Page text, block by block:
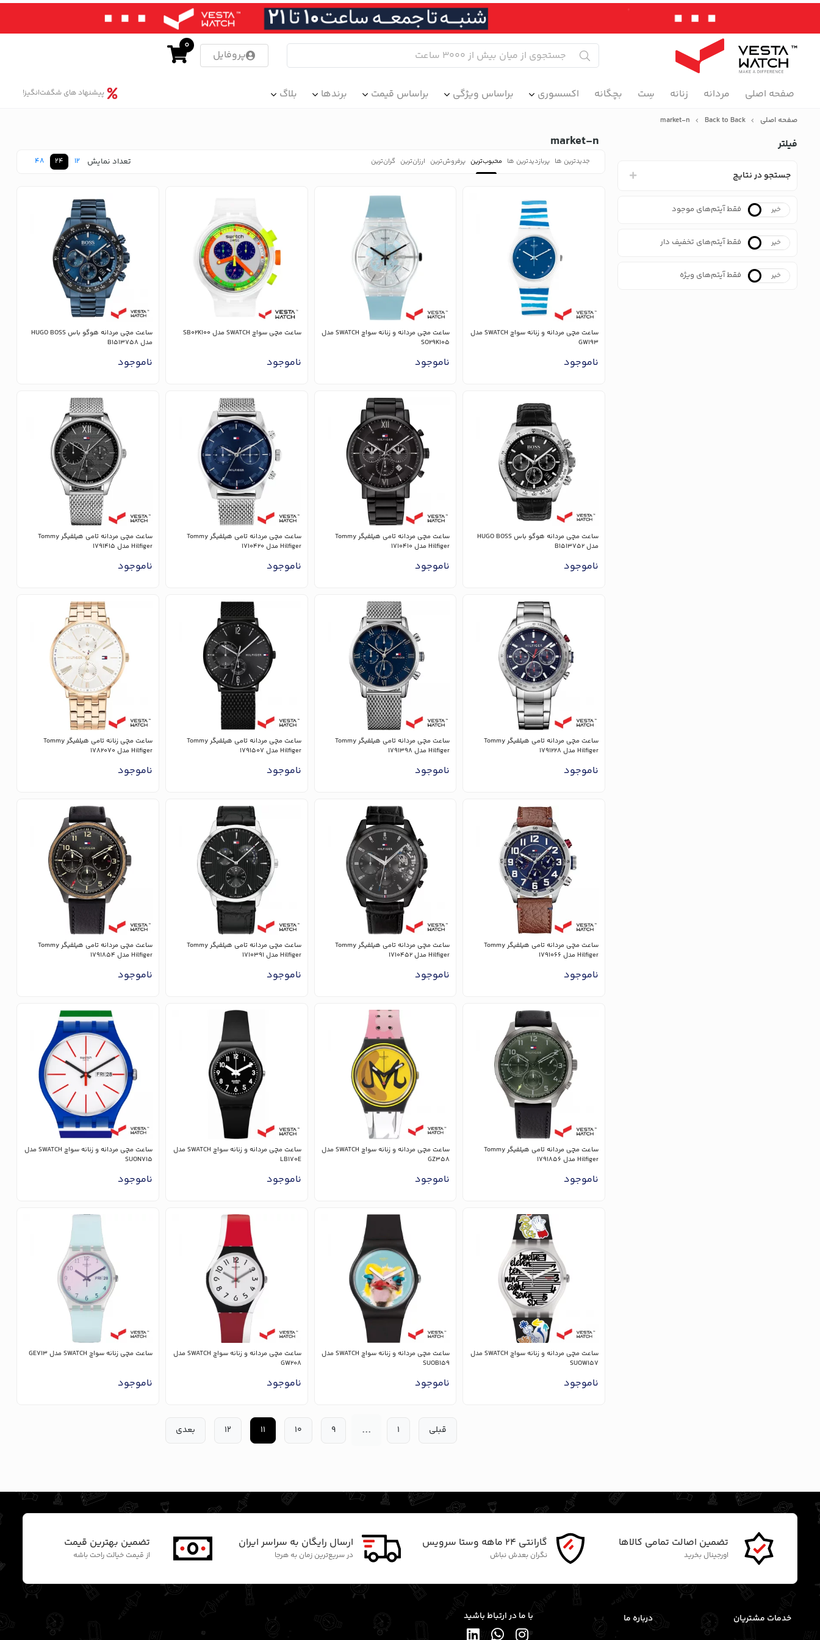
پروفایل
0
صفحه اصلی مردانه زنانه سِت بچگانه اکسسوری براساس ویژگی براساس قیمت برندها بلاگ پیشنهاد های شگفت‌انگیز!
صفحه اصلی Back to Back
market-n
فیلتر
جستجو در نتایج
بله خیر فقط آیتم‌های موجود
بله خیر فقط آیتم‌های تخفیف دار
بله خیر فقط آیتم‌های ویژه
market-n
جدیدترین ها پربازدیدترین ها محبوب‌‌ترین پرفروش‌ترین ارزان‌ترین گران‌ترین تعداد نمایش 12
24
48
ساعت مچی مردانه و زنانه سواچ SWATCH مدل
GW193
ناموجود
ساعت مچی مردانه و زنانه سواچ SWATCH مدل
SO29K105
ناموجود
ساعت مچی سواچ SWATCH مدل SB02K100
ناموجود
ساعت مچی مردانه هوگو باس HUGO BOSS
مدل B1513758
ناموجود
ساعت مچی مردانه هوگو باس HUGO BOSS
مدل B1513752
ناموجود
ساعت مچی مردانه تامی هیلفیگر Tommy
Hilfiger مدل 1710410
ناموجود
ساعت مچی مردانه تامی هیلفیگر Tommy
Hilfiger مدل 1710420
ناموجود
ساعت مچی مردانه تامی هیلفیگر Tommy
Hilfiger مدل 1791415
ناموجود
ساعت مچی مردانه تامی هیلفیگر Tommy
Hilfiger مدل 1791228
ناموجود
ساعت مچی مردانه تامی هیلفیگر Tommy
Hilfiger مدل 1791398
ناموجود
ساعت مچی مردانه تامی هیلفیگر Tommy
Hilfiger مدل 1791507
ناموجود
ساعت مچی زنانه تامی هیلفیگر Tommy
Hilfiger مدل 1782070
ناموجود
ساعت مچی مردانه تامی هیلفیگر Tommy
Hilfiger مدل 1791066
ناموجود
ساعت مچی مردانه تامی هیلفیگر Tommy
Hilfiger مدل 1710452
ناموجود
ساعت مچی مردانه تامی هیلفیگر Tommy
Hilfiger مدل 1710391
ناموجود
ساعت مچی مردانه تامی هیلفیگر Tommy
Hilfiger مدل 1791854
ناموجود
ساعت مچی مردانه تامی هیلفیگر Tommy
Hilfiger مدل 1791856
ناموجود
ساعت مچی مردانه و زنانه سواچ SWATCH مدل
GZ358
ناموجود
ساعت مچی مردانه و زنانه سواچ SWATCH مدل
LB170E
ناموجود
ساعت مچی مردانه و زنانه سواچ SWATCH مدل
SUON715
ناموجود
ساعت مچی مردانه و زنانه سواچ SWATCH مدل
SUOW157
ناموجود
ساعت مچی مردانه و زنانه سواچ SWATCH مدل
SUOB159
ناموجود
ساعت مچی مردانه و زنانه سواچ SWATCH مدل
GW208
ناموجود
ساعت مچی زنانه سواچ SWATCH مدل GE713
ناموجود
قبلی 1
...
9
10
11
12 بعدی
تضمین اصالت تمامی کالاها
اورجینال بخرید
گارانتی ۲۴ ماهه وستا سرویس
نگران بعدش نباش
ارسال رایگان به سراسر ایران
در سریع‌ترین زمان به هرجا
تضمین بهترین قیمت
از قیمت خیالت راحت باشه
خدمات مشتریان درباره ما با ما در ارتباط باشید